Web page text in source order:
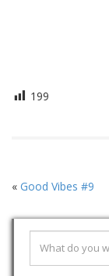
199
« Good Vibes #9